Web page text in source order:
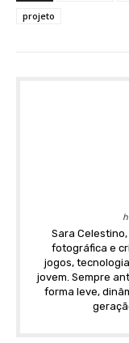
projeto
Sara
fotográfica e
jogos,
jovem. Sempre
forma leve,